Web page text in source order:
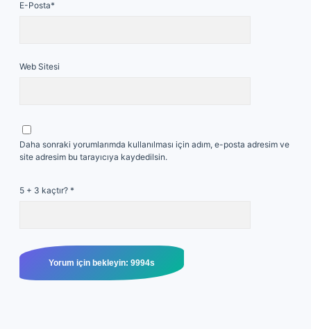
E-Posta*
Web Sitesi
Daha sonraki yorumlarımda kullanılması için adım, e-posta adresim ve
site adresim bu tarayıcıya kaydedilsin.
5 + 3 kaçtır? *